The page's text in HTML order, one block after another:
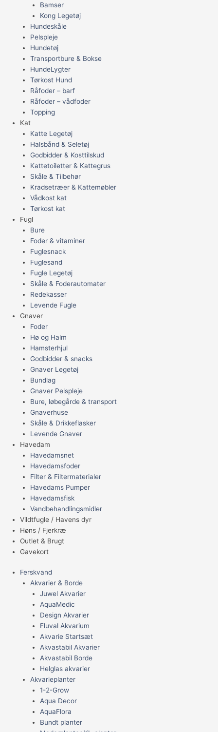
Bamser
Kong Legetøj
Hundeskåle
Pelspleje
Hundetøj
Transportbure & Bokse
HundeLygter
Tørkost Hund
Råfoder – barf
Råfoder – vådfoder
Topping
Kat
Katte Legetøj
Halsbånd & Seletøj
Godbidder & Kosttilskud
Kattetoiletter & Kattegrus
Skåle & Tilbehør
Kradsetræer & Kattemøbler
Vådkost kat
Tørkost kat
Fugl
Bure
Foder & vitaminer
Fuglesnack
Fuglesand
Fugle Legetøj
Skåle & Foderautomater
Redekasser
Levende Fugle
Gnaver
Foder
Hø og Halm
Hamsterhjul
Godbidder & snacks
Gnaver Legetøj
Bundlag
Gnaver Pelspleje
Bure, løbegårde & transport
Gnaverhuse
Skåle & Drikkeflasker
Levende Gnaver
Havedam
Havedamsnet
Havedamsfoder
Filter & Filtermaterialer
Havedams Pumper
Havedamsfisk
Vandbehandlingsmidler
Vildtfugle / Havens dyr
Høns / Fjerkræ
Outlet & Brugt
Gavekort
Ferskvand
Akvarier & Borde
Juwel Akvarier
AquaMedic
Design Akvarier
Fluval Akvarium
Akvarie Startsæt
Akvastabil Akvarier
Akvastabil Borde
Helglas akvarier
Akvarieplanter
1-2-Grow
Aqua Decor
AquaFlora
Bundt planter